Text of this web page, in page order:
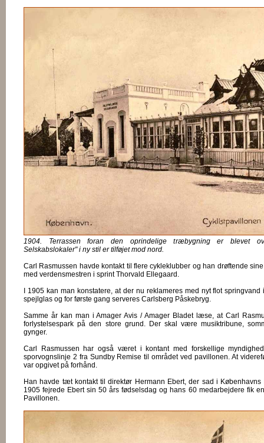
1904. Terrassen foran den oprindelige træbygning er blevet
Selskabslokaler" i ny stil er tilføjet mod nord.
Carl Rasmussen havde kontakt til flere cykleklubber og han drøftende
med verdensmestren i sprint Thorvald Ellegaard.
I 1905 kan man konstatere, at der nu reklameres med nyt flot
spejlglas og for første gang serveres Carlsberg Påskebryg.
Samme år kan man i Amager Avis / Amager Bladet læse, at Carl
forlystelsespark på den store grund. Der skal være musiktribune,
gynger.
Carl Rasmussen har også været i kontant med forskellige
sporvognslinje 2 fra Sundby Remise til området ved pavillonen. At
var opgivet på forhånd.
Han havde tæt kontakt til direktør Hermann Ebert, der sad i
1905 fejrede Ebert sin 50 års fødselsdag og hans 60 medarbejdere fik
Pavillonen.